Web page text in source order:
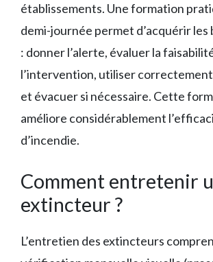
établissements. Une formation
demi-journée permet d’acquérir les
: donner l’alerte, évaluer la
l’intervention, utiliser
et évacuer si nécessaire. Cette
améliore considérablement
d’incendie.
Comment entretenir
extincteur ?
L’entretien des extincteurs